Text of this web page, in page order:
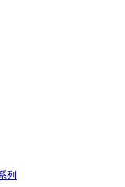
列